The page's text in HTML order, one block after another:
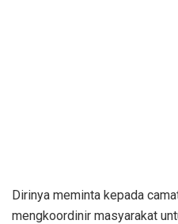
Dirinya meminta kepada
mengkoordinir masyarakat